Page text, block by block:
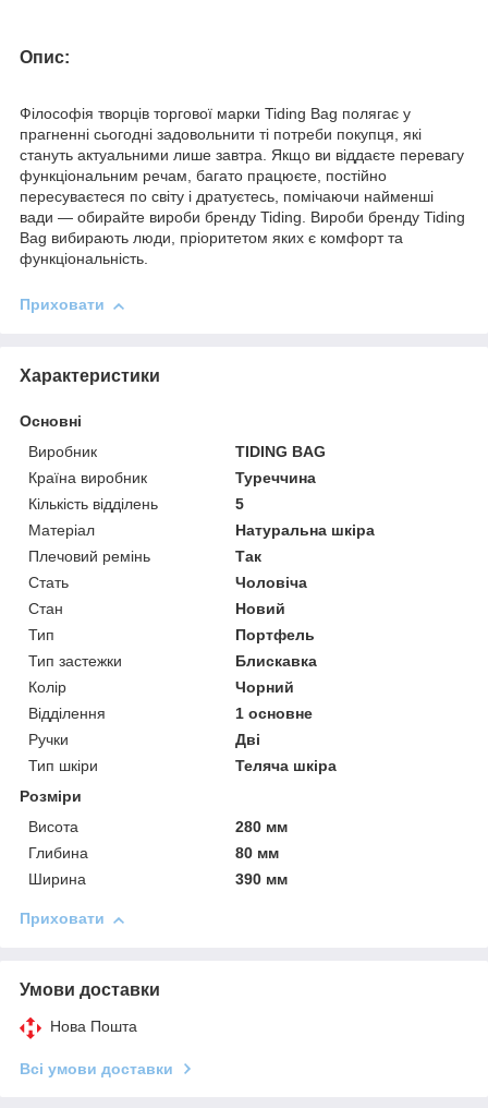
Опис:
Філософія творців торгової марки Tiding Bag полягає у
прагненні сьогодні задовольнити ті потреби покупця, які
стануть актуальними лише завтра. Якщо ви віддаєте перевагу
функціональним речам, багато працюєте, постійно
пересуваєтеся по світу і дратуєтесь, помічаючи найменші
вади — обирайте вироби бренду Tiding. Вироби бренду Tiding
Bag вибирають люди, пріоритетом яких є комфорт та
функціональність.
Приховати
Характеристики
Основні
Виробник
TIDING BAG
Країна виробник
Туреччина
Кількість відділень
5
Матеріал
Натуральна шкіра
Плечовий ремінь
Так
Стать
Чоловіча
Стан
Новий
Тип
Портфель
Тип застежки
Блискавка
Колір
Чорний
Відділення
1 основне
Ручки
Дві
Тип шкіри
Теляча шкіра
Розміри
Висота
280 мм
Глибина
80 мм
Ширина
390 мм
Приховати
Умови доставки
Нова Пошта
Всі умови доставки